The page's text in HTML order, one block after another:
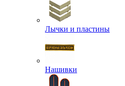
Лычки и пластины
Нашивки